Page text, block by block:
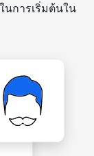
นการเริ่มต้นใน